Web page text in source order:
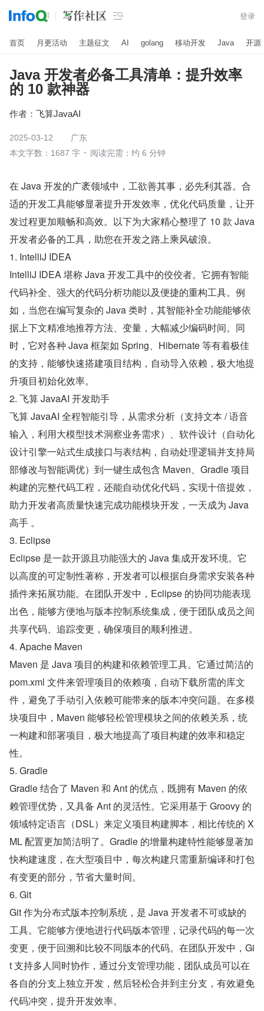
 登录
首页 月更活动 主题征文 AI golang 移动开发 Java 开源
Java 开发者必备工具清单：提升效率
的 10 款神器
作者： 飞算JavaAI
2025-03-12
广东
本文字数：1687 字
阅读完需：约 6 分钟
在 Java 开发的广袤领域中，工欲善其事，必先利其器。合
适的开发工具能够显著提升开发效率，优化代码质量，让开
发过程更加顺畅和高效。以下为大家精心整理了 10 款 Java
开发者必备的工具，助您在开发之路上乘风破浪。
1. IntelliJ IDEA
IntelliJ IDEA 堪称 Java 开发工具中的佼佼者。它拥有智能
代码补全、强大的代码分析功能以及便捷的重构工具。例
如，当您在编写复杂的 Java 类时，其智能补全功能能够依
据上下文精准地推荐方法、变量，大幅减少编码时间。同
时，它对各种 Java 框架如 Spring、Hibernate 等有着极佳
的支持，能够快速搭建项目结构，自动导入依赖，极大地提
升项目初始化效率。
2. 飞算 JavaAI 开发助手
飞算 JavaAI 全程智能引导，从需求分析（支持文本 / 语音
输入，利用大模型技术洞察业务需求）、软件设计（自动化
设计引擎一站式生成接口与表结构，自动处理逻辑并支持局
部修改与智能调优）到一键生成包含 Maven、Gradle 项目
构建的完整代码工程，还能自动优化代码，实现十倍提效，
助力开发者高质量快速完成功能模块开发，一天成为 Java
高手 。
3. Eclipse
Eclipse 是一款开源且功能强大的 Java 集成开发环境。它
以高度的可定制性著称，开发者可以根据自身需求安装各种
插件来拓展功能。在团队开发中，Eclipse 的协同功能表现
出色，能够方便地与版本控制系统集成，便于团队成员之间
共享代码、追踪变更，确保项目的顺利推进。
4. Apache Maven
Maven 是 Java 项目的构建和依赖管理工具。它通过简洁的
pom.xml 文件来管理项目的依赖项，自动下载所需的库文
件，避免了手动引入依赖可能带来的版本冲突问题。在多模
块项目中，Maven 能够轻松管理模块之间的依赖关系，统
一构建和部署项目，极大地提高了项目构建的效率和稳定
性。
5. Gradle
Gradle 结合了 Maven 和 Ant 的优点，既拥有 Maven 的依
赖管理优势，又具备 Ant 的灵活性。它采用基于 Groovy 的
领域特定语言（DSL）来定义项目构建脚本，相比传统的 X
ML 配置更加简洁明了。Gradle 的增量构建特性能够显著加
快构建速度，在大型项目中，每次构建只需重新编译和打包
有变更的部分，节省大量时间。
6. Git
Git 作为分布式版本控制系统，是 Java 开发者不可或缺的
工具。它能够方便地进行代码版本管理，记录代码的每一次
变更，便于回溯和比较不同版本的代码。在团队开发中，Gi
t 支持多人同时协作，通过分支管理功能，团队成员可以在
各自的分支上独立开发，然后轻松合并到主分支，有效避免
代码冲突，提升开发效率。